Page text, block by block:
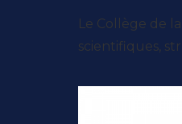
Le Collège de
scientifiques,